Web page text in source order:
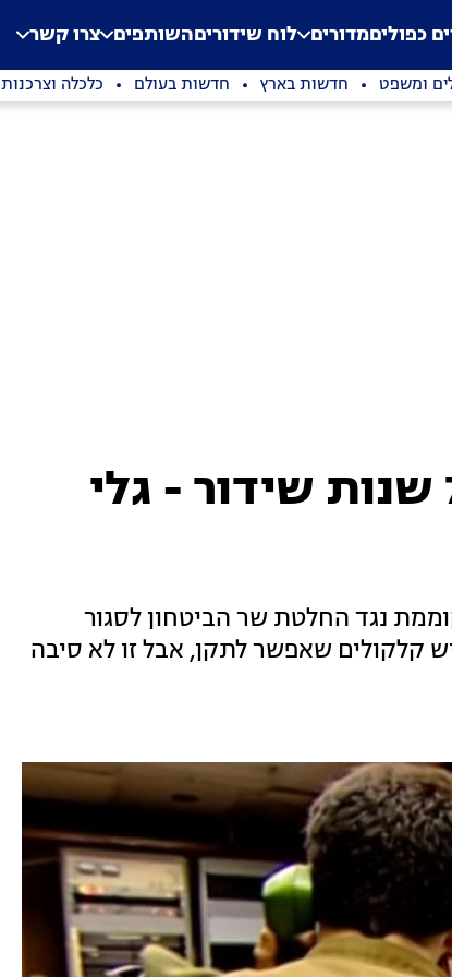
Application error: a
. כפוליםמדורים לוח שידוריםהשותפים צרו קשר
ומשפט חדשות בארץ חדשות בעולם כלכלה וצרכנות
תחנה אחרונה: לאחר 71 שנות שידור - גלי
נגד החלטת שר הביטחון לסגור
קלקולים שאפשר לתקן, אבל זו לא סיבה